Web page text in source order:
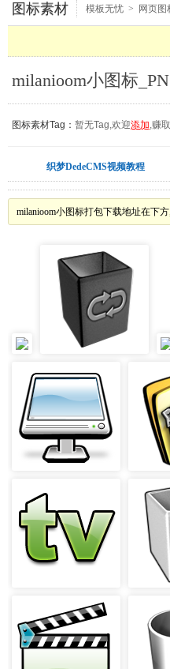
图标素材 模板无忧 > 网页图
milanioom小图标
图标素材Tag： 暂无Tag,欢迎添加,赚
织梦DedeCMS视频教程
milanioom小图标打包下载地址在下